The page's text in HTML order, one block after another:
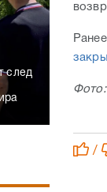
след
/